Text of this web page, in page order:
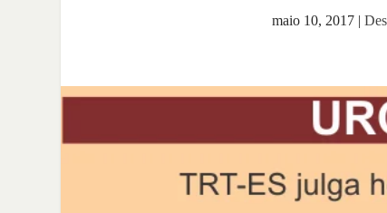
maio 10, 2017|